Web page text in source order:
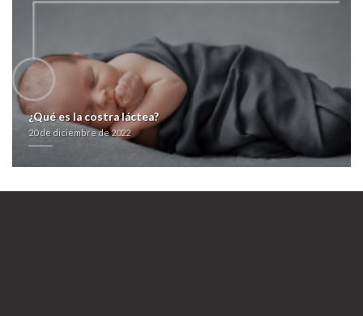
¿Qué es la costra láctea?
20 de diciembre de 2022